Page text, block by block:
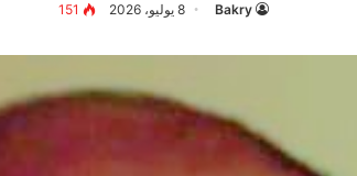
Bakry 8 يوليو، 2026 151